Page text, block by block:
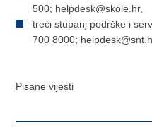
500;
treći stupanj podrške i
700 8000;
Pisane vijesti